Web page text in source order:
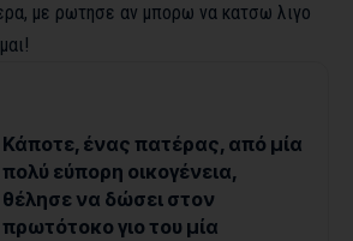
με ρωτησε αν μπορω να κατσω λιγο
Κάποτε, ένας πατέρας, από μία
πολύ εύπορη οικογένεια,
θέλησε να δώσει στον
πρωτότοκο γιο του μία